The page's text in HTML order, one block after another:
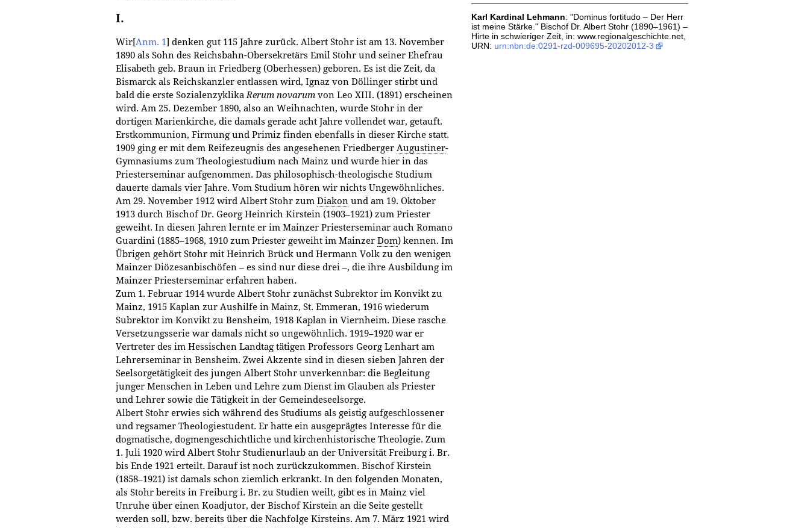
I.
Wir Anm. 1 denken gut 115 Jahre zurück. Albert Stohr ist am 13. November
1890 als Sohn des Reichsbahn-Obersekretärs Emil Stohr und seiner Ehefrau
Elisabeth geb. Braun in Friedberg (Oberhessen) geboren. Es ist die Zeit, da
Bismarck als Reichskanzler entlassen wird, Ignaz von Döllinger stirbt und
bald die erste SozialenzyklikaRerum novarum von Leo XIII. (1891) erscheinen
wird. Am 25. Dezember 1890, also an Weihnachten, wurde Stohr in der
dortigen Marienkirche, die damals gerade acht Jahre vollendet war, getauft.
Erstkommunion, Firmung und Primiz finden ebenfalls in dieser Kirche statt.
1909 ging er mit dem Reifezeugnis des angesehenen Friedberger Augustiner-
Gymnasiums zum Theologiestudium nach Mainz und wurde hier in das
Priesterseminar aufgenommen. Das philosophisch-theologische Studium
dauerte damals vier Jahre. Vom Studium hören wir nichts Ungewöhnliches.
Am 29. November 1912 wird Albert Stohr zum Diakon und am 19. Oktober
1913 durch Bischof Dr. Georg Heinrich Kirstein (1903–1921) zum Priester
geweiht. In diesen Jahren lernte er im Mainzer Priesterseminar auch Romano
Guardini (1885–1968, 1910 zum Priester geweiht im Mainzer Dom) kennen. Im
Übrigen gehört Stohr mit Heinrich Brück und Hermann Volk zu den wenigen
Mainzer Diözesanbischöfen – es sind nur diese drei –, die ihre Ausbildung im
Mainzer Priesterseminar erfahren haben.
Zum 1. Februar 1914 wurde Albert Stohr zunächst Subrektor im Konvikt zu
Mainz, 1915 Kaplan zur Aushilfe in Mainz, St. Emmeran, 1916 wiede­rum
Subrektor im Konvikt zu Bensheim, 1918 Kaplan in Viernheim. Diese rasche
Versetzungsserie war damals nicht so ungewöhnlich. 1919–1920 war er
Vertreter des im Hessischen Landtag tätigen Professors Georg Lenhart am
Lehrerseminar in Bensheim. Zwei Akzente sind in diesen sieben Jahren der
Seelsorgetätigkeit des jungen Albert Stohr unverkennbar: die Begleitung
junger Menschen in Leben und Lehre zum Dienst im Glauben als Priester
und Lehrer sowie die Tätigkeit in der Gemeindeseelsorge.
Albert Stohr erwies sich während des Studiums als geistig aufgeschlossener
und regsamer Theologiestudent. Er hatte ein ausgeprägtes Interesse für die
dogmatische, dogmengeschichtliche und kirchenhistorische Theologie. Zum
1. Juli 1920 wird Albert Stohr Studienurlaub an der Universität Freiburg i. Br.
bis Ende 1921 erteilt. Darauf ist noch zurückzukommen. Bischof Kirstein
(1858–1921) ist damals schon ziemlich erkrankt. In den folgenden Monaten,
als Stohr bereits in Freiburg i. Br. zu Studien weilt, gibt es in Mainz viel
Unruhe über einen Koadjutor, der Bischof Kirstein an die Seite gestellt
werden soll, bzw. bereits über die Nachfolge Kirsteins. Am 7. März 1921 wird
Karl Kardinal Lehmann: "Dominus fortitudo – Der Herr
ist meine Stärke." Bischof Dr. Albert Stohr (1890–1961) –
Hirte in schwieriger Zeit, in: www.regionalgeschichte.net,
URN: urn:nbn:de:0291-rzd-009695-20202012-3